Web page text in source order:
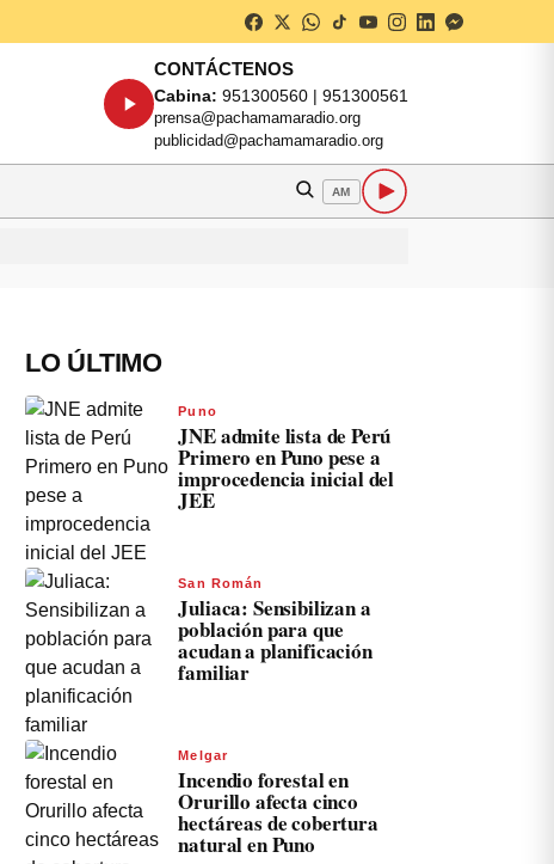
CONTÁCTENOS
Cabina: 951300560 | 951300561
prensa@pachamamaradio.org
publicidad@pachamamaradio.org
AM
LO ÚLTIMO
Puno
JNE admite lista de Perú
Primero en Puno pese a
improcedencia inicial del
JEE
San Román
Juliaca: Sensibilizan a
población para que
acudan a planificación
familiar
Melgar
Incendio forestal en
Orurillo afecta cinco
hectáreas de cobertura
natural en Puno